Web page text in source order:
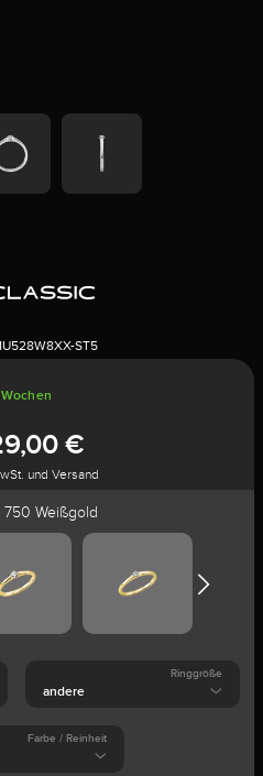
ST5
Wochen
€
und Versand
750 Weißgold
Ringgröße
Farbe / Reinheit